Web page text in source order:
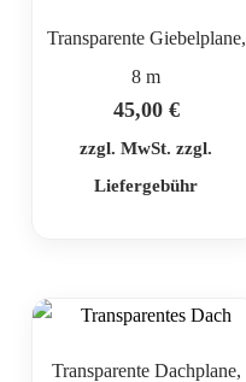
Transparente Giebelplane,
8 m
45,00 €
zzgl. MwSt. zzgl.
Liefergebühr
Transparente Dachplane,